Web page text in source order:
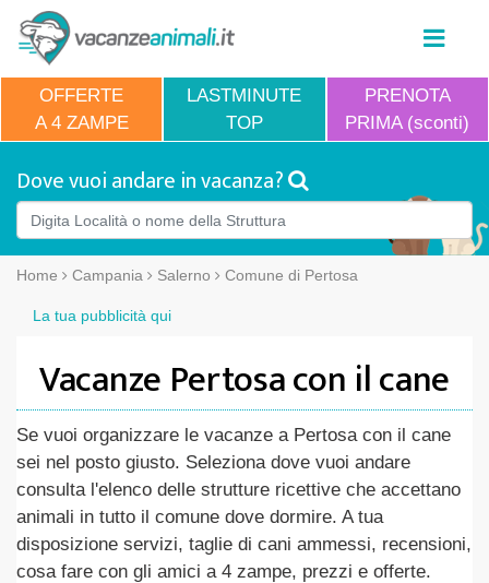
OFFERTE
A 4 ZAMPE
LASTMINUTE
TOP
PRENOTA
PRIMA (sconti)
Dove vuoi andare in vacanza?
Home Campania Salerno Comune di Pertosa
La tua pubblicità qui
Vacanze Pertosa con il cane
Se vuoi organizzare le vacanze a Pertosa con il cane
sei nel posto giusto. Seleziona dove vuoi andare
consulta l'elenco delle strutture ricettive che accettano
animali in tutto il comune dove dormire. A tua
disposizione servizi, taglie di cani ammessi, recensioni,
cosa fare con gli amici a 4 zampe, prezzi e offerte.